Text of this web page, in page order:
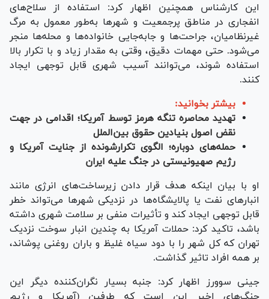
این کارشناس همچنین اظهار کرد: استفاده از سلاح‌های
انفجاری در مناطق پرجمعیت و شهر‌ها به‌طور معمول به مرگ
غیرنظامیان، جراحت‌ها و جابه‌جایی خانواده‌ها و محله‌ها منجر
می‌شود. حتی مهمات دقیق، وقتی به مقدار زیاد و با تکرار بالا
استفاده شوند، می‌توانند آسیب شهری قابل توجهی ایجاد
کنند.
بیشتر بخوانید:
تهدید محاصره تنگه هرمز توسط آمریکا؛ اقدامی در جهت
نقض اصول بنیادین حقوق بین‌الملل
حمله‌های دوباره؛ الگوی تکرارشونده از جنایت آمریکا و
رژیم صهیونیستی در جنگ علیه ایران
او با بیان اینکه هدف قرار دادن زیرساخت‌های انرژی مانند
انبار‌های نفت یا پالایشگاه‌ها در نزدیکی شهر‌ها می‌تواند خطر
قابل توجهی ایجاد کند و تأثیرات منفی بر سلامت شهری داشته
باشد، تاکید کرد: حملات آمریکا به چندین انبار سوخت نزدیک
تهران که کل شهر را با دود سیاه غلیظ و باران روغنی پوشاند،
بر همه افراد تاثیر گذاشت.
جینی سوورز اظهار کرد: جنبه بسیار نگران‌کننده دیگر این
جنگ‌های اخیر این است که طرفین (آمریکا و رژیم